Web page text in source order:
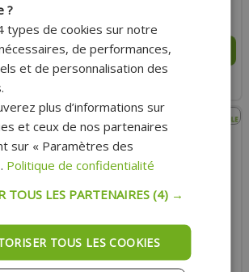
PANIER
28.10 €
AJOUTER AU PANIER
?
types de cookies sur notre
de performances,
et de personnalisation des
plus d’informations sur
et ceux de nos partenaires
sur « Paramètres des
Politique de confidentialité
TOUS LES PARTENAIRES(4) →
TOUS LES COOKIES